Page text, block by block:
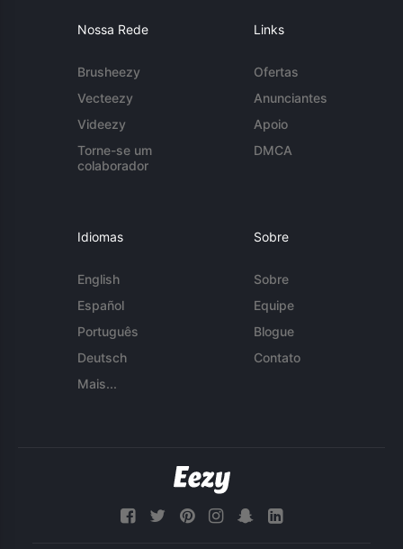
Nossa Rede
Brusheezy
Vecteezy
Videezy
Torne-se um
colaborador
Links
Ofertas
Anunciantes
Apoio
DMCA
Idiomas
English
Español
Português
Deutsch
Mais...
Sobre
Sobre
Equipe
Blogue
Contato